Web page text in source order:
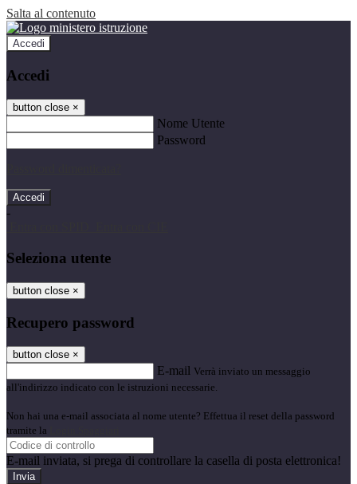
Salta al contenuto
Accedi
Accedi
button close ×
Nome Utente
Password
-
Seleziona utente
button close ×
Recupero password
button close ×
E-mail Verrà inviato un messaggio
all'indirizzo indicato con le istruzioni necessarie.
Non hai una e-mail associata al nome utente? Effettua il reset della password
tramite la
E-mail inviata, si prega di controllare la casella di posta elettronica!